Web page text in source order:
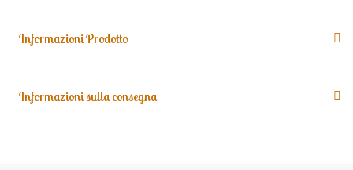
Informazioni Prodotto
Informazioni sulla consegna